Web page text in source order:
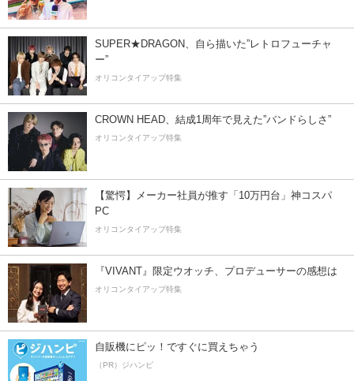
SUPER★DRAGON、自ら描いた”レトロフューチャ
ー”
オリコンタイアップ特集
CROWN HEAD、結成1周年で見えた”バンドらしさ”
オリコンタイアップ特集
【驚愕】メーカー社員が推す「10万円台」神コスパ
PC
オリコンタイアップ特集
『VIVANT』限定ウオッチ、プロデューサーの感想は
オリコンタイアップ特集
自販機にピッ！ですぐに買えちゃう
（PR）ジハンピ